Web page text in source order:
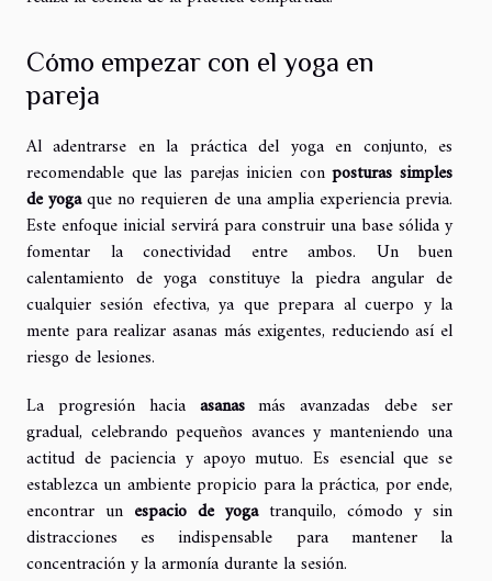
Cómo empezar con el yoga en
pareja
Al adentrarse en la práctica del yoga en conjunto, es
recomendable que las parejas inicien conposturas simples
de yogaque no requieren de una amplia experiencia previa.
Este enfoque inicial servirá para construir una base sólida y
fomentar la conectividad entre ambos. Un buen
calentamiento de yoga constituye la piedra angular de
cualquier sesión efectiva, ya que prepara al cuerpo y la
mente para realizar asanas más exigentes, reduciendo así el
riesgo de lesiones.
La progresión hacia asanasmás avanzadas debe ser
gradual, celebrando pequeños avances y manteniendo una
actitud de paciencia y apoyo mutuo. Es esencial que se
establezca un ambiente propicio para la práctica, por ende,
encontrar un espacio de yogatranquilo, cómodo y sin
distracciones es indispensable para mantener la
concentración y la armonía durante la sesión.